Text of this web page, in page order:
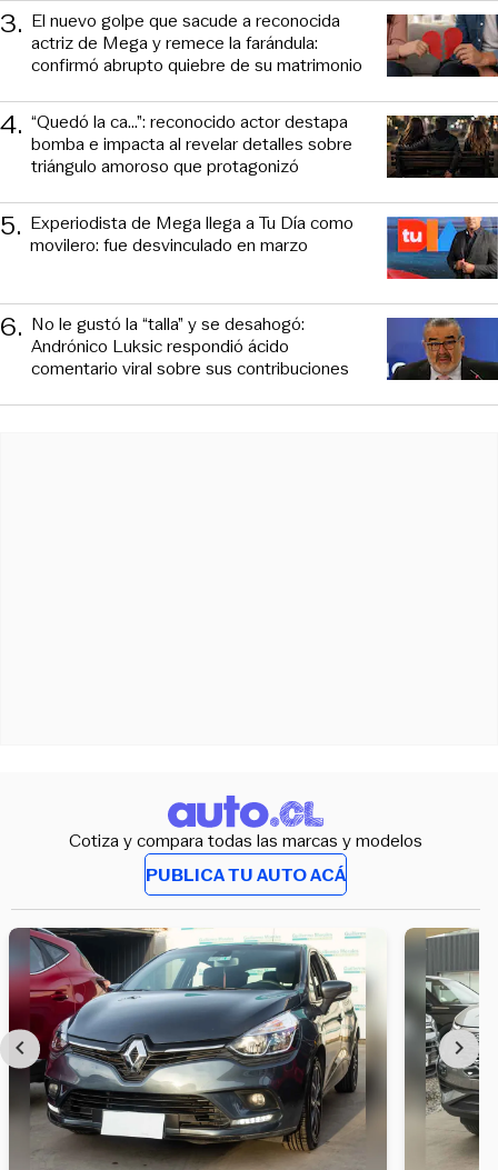
3. El nuevo golpe que sacude a reconocida
actriz de Mega y remece la farándula:
confirmó abrupto quiebre de su matrimonio
4. “Quedó la ca...”: reconocido actor destapa
bomba e impacta al revelar detalles sobre
triángulo amoroso que protagonizó
5. Experiodista de Mega llega a Tu Día como
movilero: fue desvinculado en marzo
6. No le gustó la “talla” y se desahogó:
Andrónico Luksic respondió ácido
comentario viral sobre sus contribuciones
Cotiza y compara todas las marcas y modelos
PUBLICA TU AUTO ACÁ